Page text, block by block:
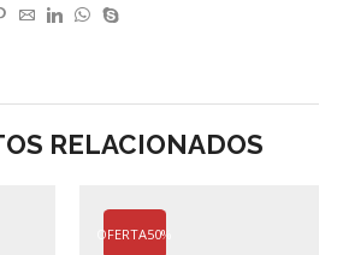
RELACIONADOS
OFERTA50%